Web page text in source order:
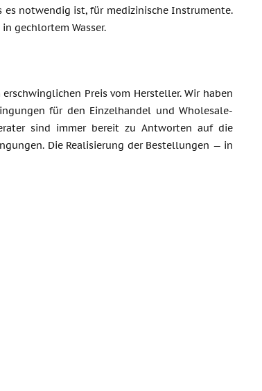
notwendig ist, für medizinische Instrumente.
gechlortem Wasser.
erschwinglichen Preis vom Hersteller. Wir haben
für den Einzelhandel und Wholesale-
sind immer bereit zu Antworten auf die
Die Realisierung der Bestellungen — in